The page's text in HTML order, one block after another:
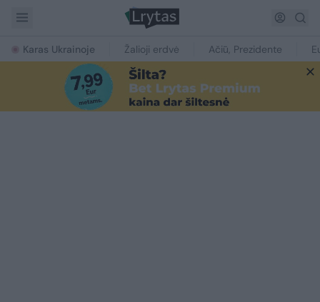
Karas Ukrainoje Žalioji erdvė Ačiū, Prezidente